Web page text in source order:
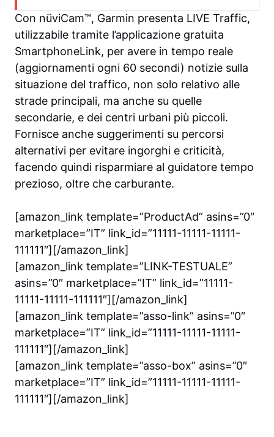
Con nüviCam™, Garmin presenta LIVE Traffic,
utilizzabile tramite l’applicazione gratuita
SmartphoneLink, per avere in tempo reale
(aggiornamenti ogni 60 secondi) notizie sulla
situazione del traffico, non solo relativo alle
strade principali, ma anche su quelle
secondarie, e dei centri urbani più piccoli.
Fornisce anche suggerimenti su percorsi
alternativi per evitare ingorghi e criticità,
facendo quindi risparmiare al guidatore tempo
prezioso, oltre che carburante.
[amazon_link template=”ProductAd” asins=”0″
marketplace=”IT” link_id=”11111-11111-11111-
111111″][/amazon_link]
[amazon_link template=”LINK-TESTUALE”
asins=”0″ marketplace=”IT” link_id=”11111-
11111-11111-111111″][/amazon_link]
[amazon_link template=”asso-link” asins=”0″
marketplace=”IT” link_id=”11111-11111-11111-
111111″][/amazon_link]
[amazon_link template=”asso-box” asins=”0″
marketplace=”IT” link_id=”11111-11111-11111-
111111″][/amazon_link]